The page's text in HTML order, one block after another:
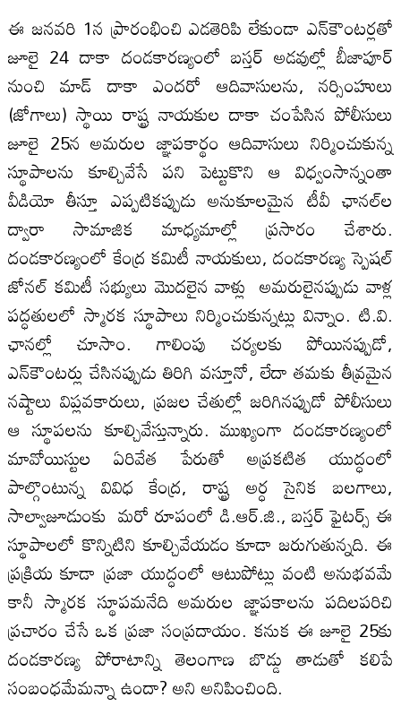
ఈ జనవరి 1న ప్రారంభించి ఎడతెరిపి లేకుండా ఎన్‌కౌంటర్లతో
జూలై 24 దాకా దండకారణ్యంలో బస్తర్‌ అడవుల్లో బీజాపూర్‌
నుంచి మాడ్‌ దాకా ఎందరో ఆదివాసులను, నర్సింహులు
(జోగాలు) స్థాయి రాష్ట్ర నాయకుల దాకా చంపేసిన పోలీసులు
జూలై 25న అమరుల జ్ఞాపకార్థం ఆదివాసులు నిర్మించుకున్న
స్థూపాలను కూల్చివేసే పని పెట్టుకొని ఆ విధ్వంసాన్నంతా
వీడియో తీస్తూ ఎప్పటికప్పుడు అనుకూలమైన టీవీ ఛానల్‌ల
ద్వారా సామాజిక మాధ్యమాల్లో ప్రసారం చేశారు.
దండకారణ్యంలో కేంద్ర కమిటీ నాయకులు, దండకారణ్య స్పెషల్‌
జోనల్‌ కమిటీ సభ్యులు మొదలైన వాళ్లు అమరులైనప్పుడు వాళ్ల
పద్ధతులలో స్మారక స్థూపాలు నిర్మించుకున్నట్లు విన్నాం. టి.వి.
ఛానల్లో చూసాం. గాలింపు చర్యలకు పోయినప్పుడో,
ఎన్‌కౌంటర్లు చేసినప్పుడు తిరిగి వస్తూనో, లేదా తమకు తీవ్రమైన
నష్టాలు విప్లవకారులు, ప్రజల చేతుల్లో జరిగినప్పుడో పోలీసులు
ఆ స్థూపలను కూల్చివేస్తున్నారు. ముఖ్యంగా దండకారణ్యంలో
మావోయిస్టుల ఏరివేత పేరుతో అప్రకటిత యుద్ధంలో
పాల్గొంటున్న వివిధ కేంద్ర, రాష్ట్ర అర్ధ సైనిక బలగాలు,
సాల్వాజూడుంకు మరో రూపంలో డి.ఆర్‌.జి., బస్తర్‌ ఫైటర్స్‌ ఈ
స్థూపాలలో కొన్నిటిని కూల్చివేయడం కూడా జరుగుతున్నది. ఈ
ప్రక్రియ కూడా ప్రజా యుద్ధంలో ఆటుపోట్లు వంటి అనుభవమే
కానీ స్మారక స్థూపమనేది అమరుల జ్ఞాపకాలను పదిలపరిచి
ప్రచారం చేసే ఒక ప్రజా సంప్రదాయం. కనుక ఈ జూలై 25కు
దండకారణ్య పోరాటాన్ని తెలంగాణ బొడ్డు తాడుతో కలిపే
సంబంధమేమన్నా ఉందా? అని అనిపించింది.